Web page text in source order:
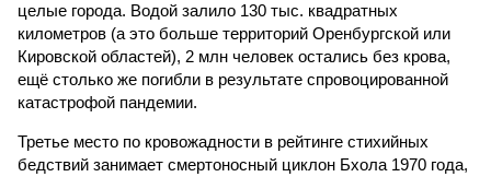
целые города. Водой залило 130 тыс. квадратных
километров (а это больше территорий Оренбургской или
Кировской областей), 2 млн человек остались без крова,
ещё столько же погибли в результате спровоцированной
катастрофой пандемии.
Третье место по кровожадности в рейтинге стихийных
бедствий занимает смертоносный циклон Бхола 1970 года,